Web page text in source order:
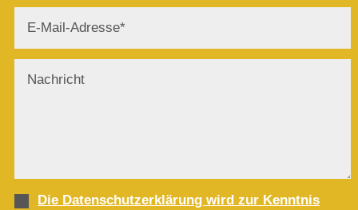
Die Datenschutzerklärung wird zur Kenntnis